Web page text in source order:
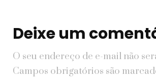
Deixe um
O seu endereço de e-mail não
Campos obrigatórios são